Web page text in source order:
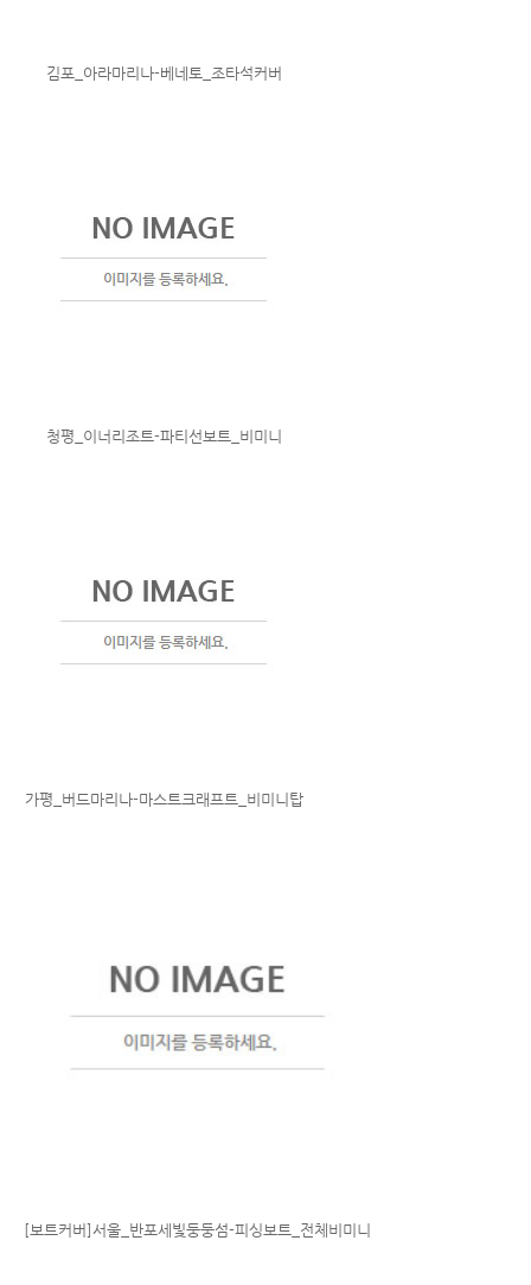
김포_아라마리나-베네토_조타석커버
청평_이너리조트-파티선보트_비미니
가평_버드마리나-마스트크래프트_비미니탑
[보트커버]서울_반포세빛둥둥섬-피싱보트_전체비미니